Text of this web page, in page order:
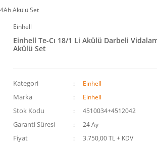
Akülü Set
Einhell
Einhell Te-Cı 18/1 Li Akülü Darbeli
Akülü Set
Kategori Einhell
Marka Einhell
Stok Kodu 4510034+4512042
Garanti Süresi 24 Ay
Fiyat
3.750,00 TL + KDV